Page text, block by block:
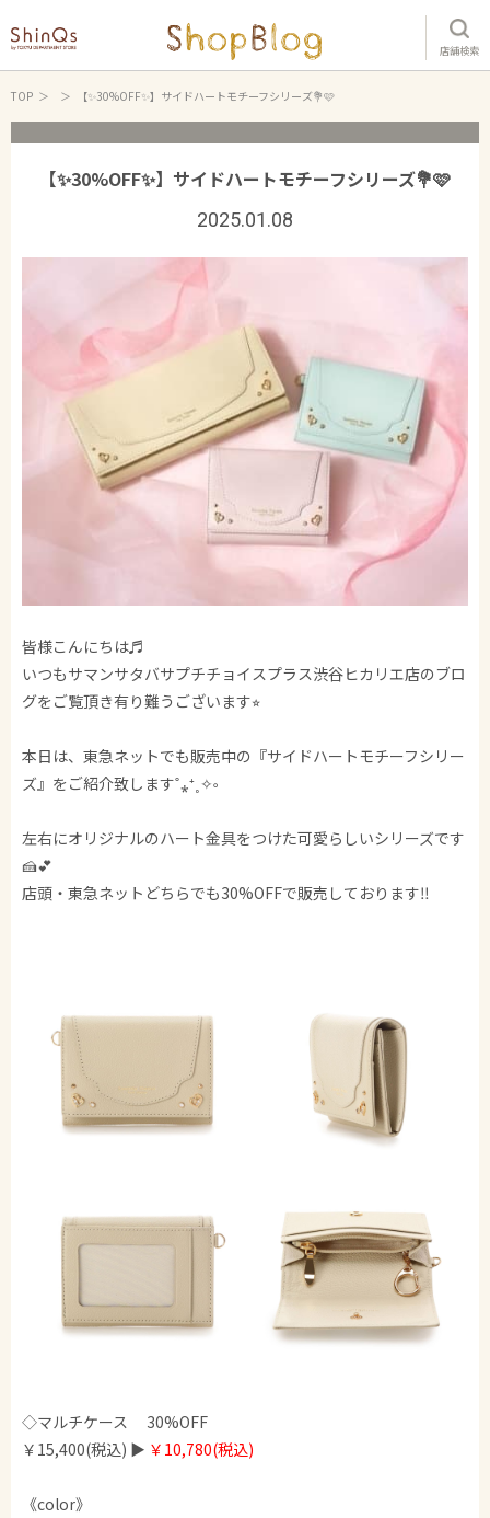
店舗検索
TOP 【✨30%OFF✨】サイドハートモチーフシリーズ💐🩷
【✨30%OFF✨】サイドハートモチーフシリーズ💐🩷
2025.01.08
皆様こんにちは♬
いつもサマンサタバサプチチョイスプラス渋谷ヒカリエ店のブロ
グをご覧頂き有り難うございます⭐︎
本日は、東急ネットでも販売中の『サイドハートモチーフシリー
ズ』をご紹介致します˚⁎⁺˳✧༚
左右にオリジナルのハート金具をつけた可愛らしいシリーズです
🍰💕
店頭・東急ネットどちらでも30%OFFで販売しております‼️
◇マルチケース 30%OFF
￥15,400(税込) ▶︎ ￥10,780(税込)
《color》